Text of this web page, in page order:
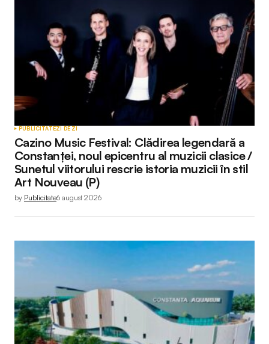
obligatorii sunt marcate cu
Comment
Your E-mail*
PUBLICITATEZI DE ZI
Cazino Music Festival: Clădirea legendară a
Constanței, noul epicentru al muzicii clasice /
Sunetul viitorului rescrie istoria muzicii în stil
Art Nouveau (P)
by Publicitate6 august 2026